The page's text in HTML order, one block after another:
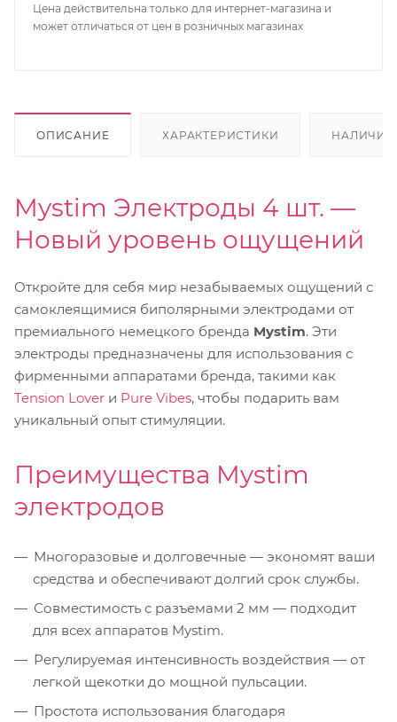
Цена действительна только для интернет-магазина и
может отличаться от цен в розничных магазинах
ОПИСАНИЕ ХАРАКТЕРИСТИКИ НАЛИЧИЕ
Mystim Электроды 4 шт. —
Новый уровень ощущений
Откройте для себя мир незабываемых ощущений с
самоклеящимися биполярными электродами от
премиального немецкого бренда Mystim. Эти
электроды предназначены для использования с
фирменными аппаратами бренда, такими как
Tension Lover и Pure Vibes, чтобы подарить вам
уникальный опыт стимуляции.
Преимущества Mystim
электродов
Многоразовые и долговечные — экономят ваши
средства и обеспечивают долгий срок службы.
Совместимость с разъемами 2 мм — подходит
для всех аппаратов Mystim.
Регулируемая интенсивность воздействия — от
легкой щекотки до мощной пульсации.
Простота использования благодаря